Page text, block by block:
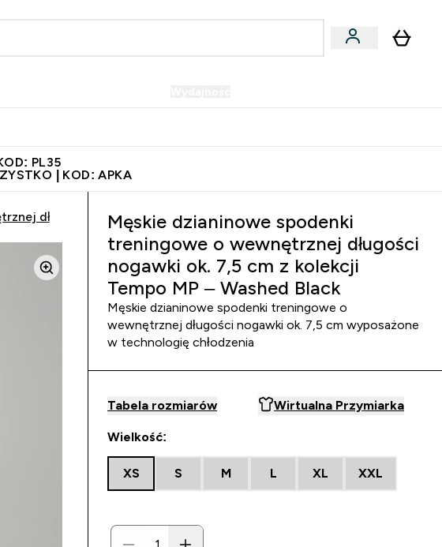
PL35
| KOD: APKA
długości nogawki ok. 7,5 cm z kolekcji Tempo MP – Washed Black
Męskie dzianinowe spodenki
treningowe o wewnętrznej długości
nogawki ok. 7,5 cm z kolekcji
Tempo MP – Washed Black
Męskie dzianinowe spodenki treningowe o
wewnętrznej długości nogawki ok. 7,5 cm wyposażone
w technologię chłodzenia
Tabela rozmiarów Wirtualna Przymiarka
Wielkość:
XS S M L XL XXL